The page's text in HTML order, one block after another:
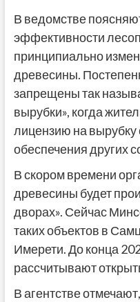
В ведомстве
эффективности
принципиально
древесины.
запрещены так
вырубки», когда
лицензию на вырубку
обеспечения других
В скором времени
древесины будет
дворах». Сейчас
таких объектов в
Имерети. До конца
рассчитывают
В агентстве